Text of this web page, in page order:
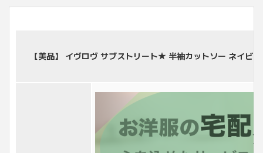
【美品】 イヴロヴ サブストリート★ 半袖カットソー ネイビ